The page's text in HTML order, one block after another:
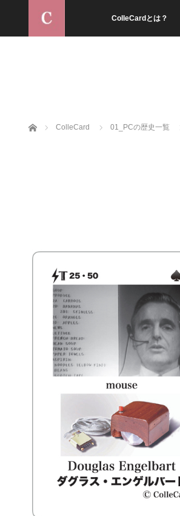
ColleCardとは？
ホーム ColleCard 01_PCの歴史一覧